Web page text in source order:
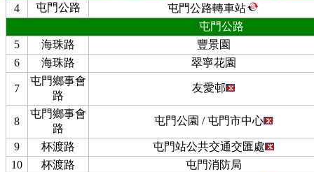
4
屯門公路
屯門公路轉車站
屯門公路
5
海珠路
豐景園
6
海珠路 翠寧花園
7
屯門鄉事會
路
友愛邨
8
屯門鄉事會
路
屯門公園 / 屯門市中心
9 杯渡路
屯門站公共交通交匯處
10
杯渡路
屯門消防局